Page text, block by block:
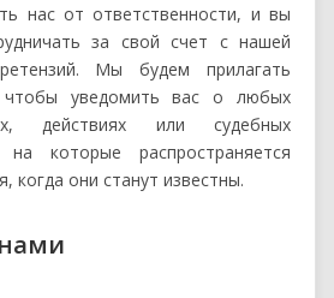
нас от ответственности, и вы
за свой счет с нашей
Мы будем прилагать
чтобы уведомить вас о любых
действиях или судебных
на которые распространяется
когда они станут известны.